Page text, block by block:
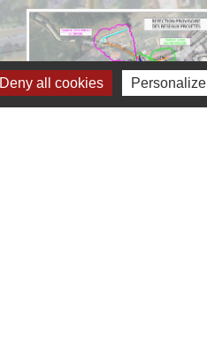
Deny all cookies Personalize